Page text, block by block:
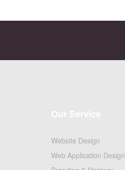
Website Design
Web Application Design